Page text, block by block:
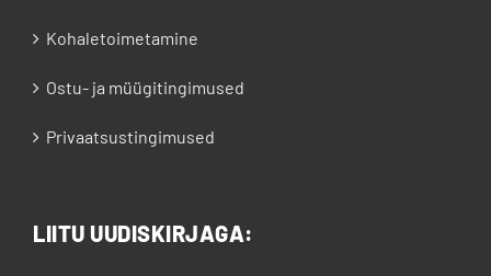
Kohaletoimetamine
Ostu- ja müügitingimused
Privaatsustingimused
LIITU UUDISKIRJAGA: